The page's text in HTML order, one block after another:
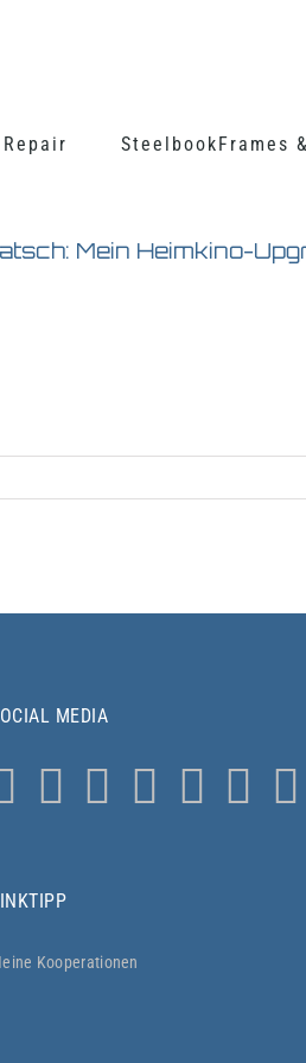
SteelbookFrames
Mein Heimkino-
MEDIA
Kooperationen